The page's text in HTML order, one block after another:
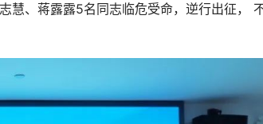
慧、蒋露露5名同志临危受命，逆行出征，